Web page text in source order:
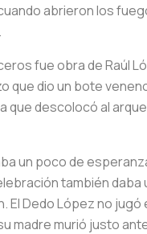
abrieron los
fue obra de Raúl
que dio un bote
que descolocó al
un poco de
también daba
El Dedo López no jugó
madre murió justo